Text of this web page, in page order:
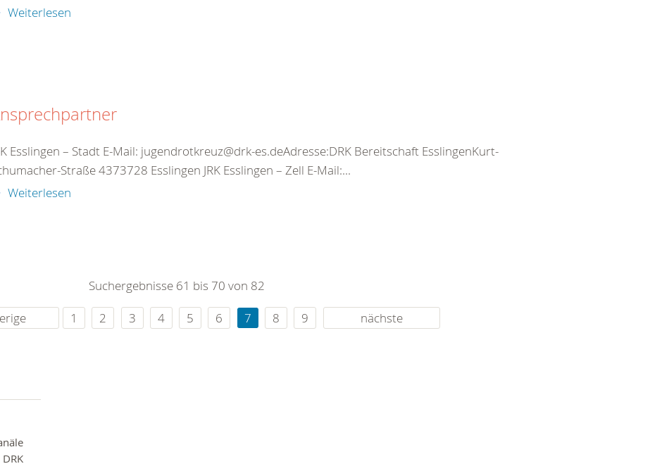
Weiterlesen
Esslingen – Stadt E-Mail: jugendrotkreuz@drk-es.deAdresse:DRK Bereitschaft EsslingenKurt-
Straße 4373728 Esslingen JRK Esslingen – Zell E-Mail:...
Weiterlesen
Suchergebnisse 61 bis 70 von 82
1 2 3 4 5 6 7 8 9 nächste